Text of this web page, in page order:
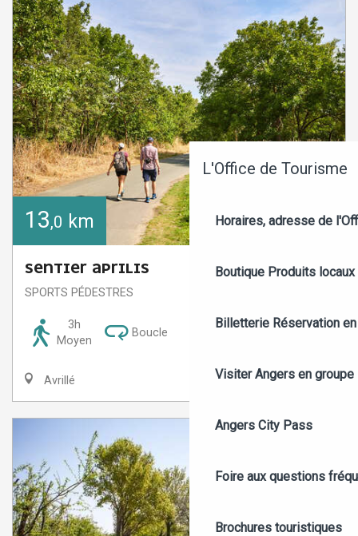
L'Office de Tourisme
Horaires, adresse de
Boutique Produits
Billetterie Réservation
Visiter Angers en groupe
Angers City Pass
Foire aux questions
Brochures touristiques
13,0 km
SENTIER APRILIS
SPORTS PÉDESTRES
3h
Moyen
Boucle
Avrillé